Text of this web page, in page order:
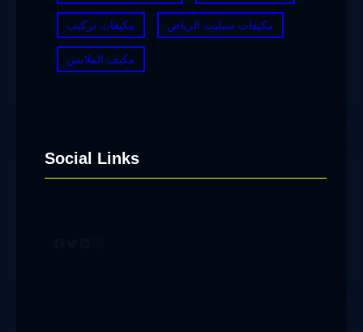
مكيفات تركيب مكيفات سبليت الرياض
مكيف الملابس
Social Links